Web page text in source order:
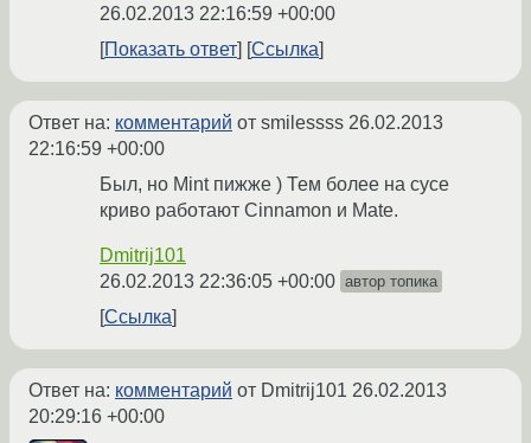
26.02.2013 22:16:59 +00:00
Показать ответ
Ссылка
Ответ на: комментарий от smilessss 26.02.2013
22:16:59 +00:00
Был, но Mint пижже ) Тем более на сусе
криво работают Cinnamon и Mate.
Dmitrij101
26.02.2013 22:36:05 +00:00 автор топика
Ссылка
Ответ на: комментарий от Dmitrij101 26.02.2013
20:29:16 +00:00